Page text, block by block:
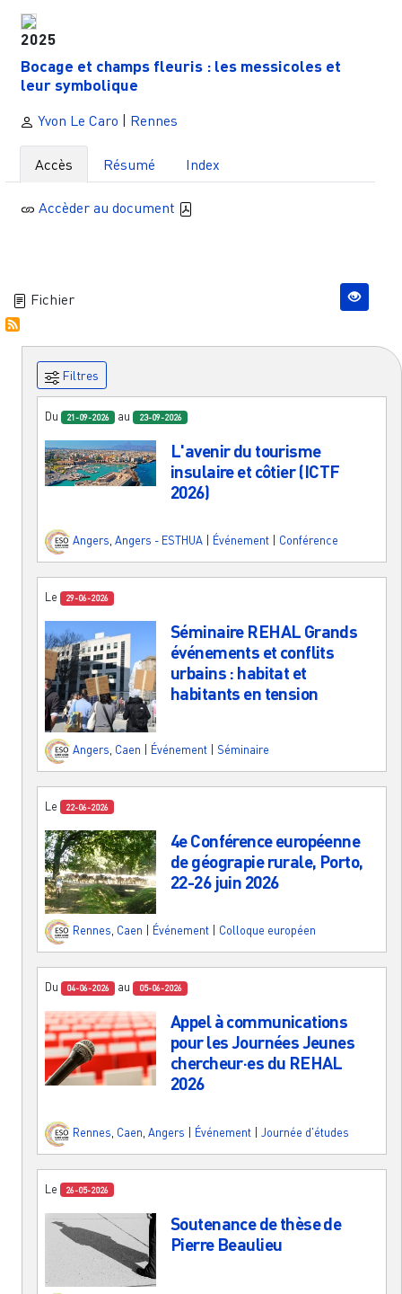
2025
Bocage et champs fleuris : les messicoles et
leur symbolique
Yvon Le Caro | Rennes
Accès Résumé Index
Accèder au document
Fichier
Filtres
Du 21-09-2026 au 23-09-2026
L'avenir du tourisme
insulaire et côtier (ICTF
2026)
Angers, Angers - ESTHUA Événement Conférence
Le 29-06-2026
Séminaire REHAL Grands
événements et conflits
urbains : habitat et
habitants en tension
Angers Caen Événement Séminaire
Le 22-06-2026
4e Conférence européenne
de géograpie rurale, Porto,
22-26 juin 2026
Rennes, Caen Événement Colloque européen
Du 04-06-2026 au 05-06-2026
Appel à communications
pour les Journées Jeunes
chercheur·es du REHAL
2026
Rennes Caen Angers Événement Journée d'études
Le 26-05-2026
Soutenance de thèse de
Pierre Beaulieu